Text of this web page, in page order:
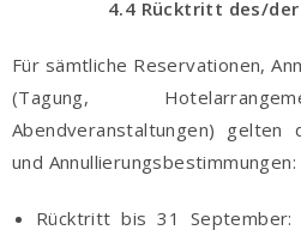
4.4 Rücktritt des/
Für sämtliche Reservationen,
(Tagung,
Abendveranstaltungen)
und Annullierungsbestimmungen:
Rücktritt bis 31